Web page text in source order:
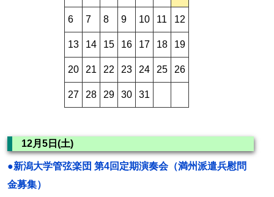
6 7 8 9 10 11 12
13 14 15 16 17 18 19
20 21 22 23 24 25 26
27 28 29 30 31
12月5日(土)
●新潟大学管弦楽団 第4回定期演奏会（満州派遣兵慰問
金募集）